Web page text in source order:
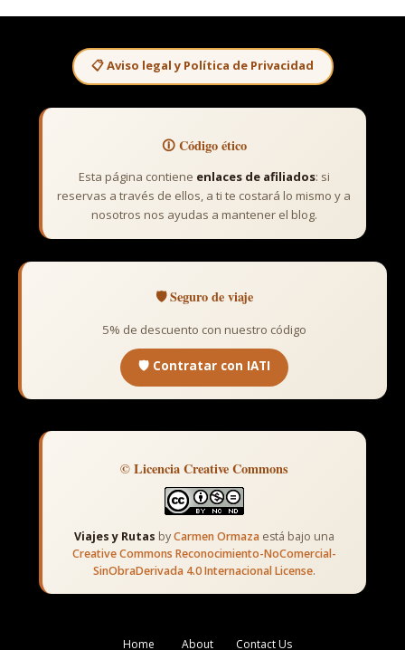
📋 Aviso legal y Política de Privacidad
🛈 Código ético
Esta página contiene enlaces de afiliados: si
reservas a través de ellos, a ti te costará lo mismo y a
nosotros nos ayudas a mantener el blog.
🛡️ Seguro de viaje
5% de descuento con nuestro código
🛡️ Contratar con IATI
© Licencia Creative Commons
Viajes y Rutas byCarmen Ormazaestá bajo una
Creative Commons Reconocimiento-NoComercial-
SinObraDerivada 4.0 Internacional License.
Home About Contact Us